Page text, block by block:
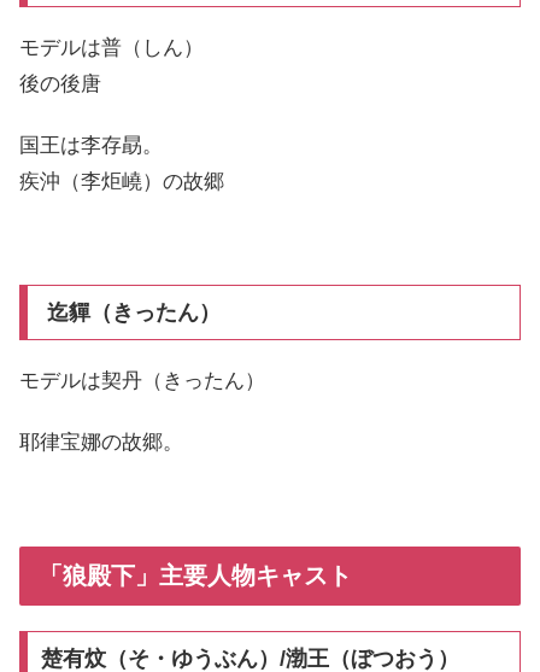
モデルは普（しん）
後の後唐
国王は李存勗。
疾沖（李炬嶢）の故郷
迄貚（きったん）
モデルは契丹（きったん）
耶律宝娜の故郷。
「狼殿下」主要人物キャスト
楚有炆（そ・ゆうぶん）/渤王（ぼつおう）